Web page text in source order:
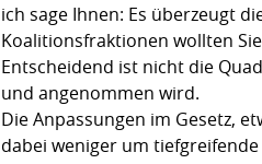
ich sage Ihnen: Es überzeugt
Koalitionsfraktionen wollten
Entscheidend ist nicht die
und angenommen wird.
Die Anpassungen im Gesetz,
dabei weniger um